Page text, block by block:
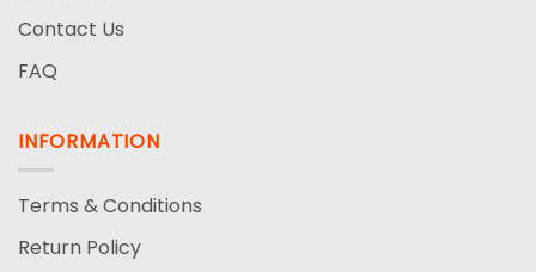
Contact Us
FAQ
INFORMATION
Terms & Conditions
Return Policy